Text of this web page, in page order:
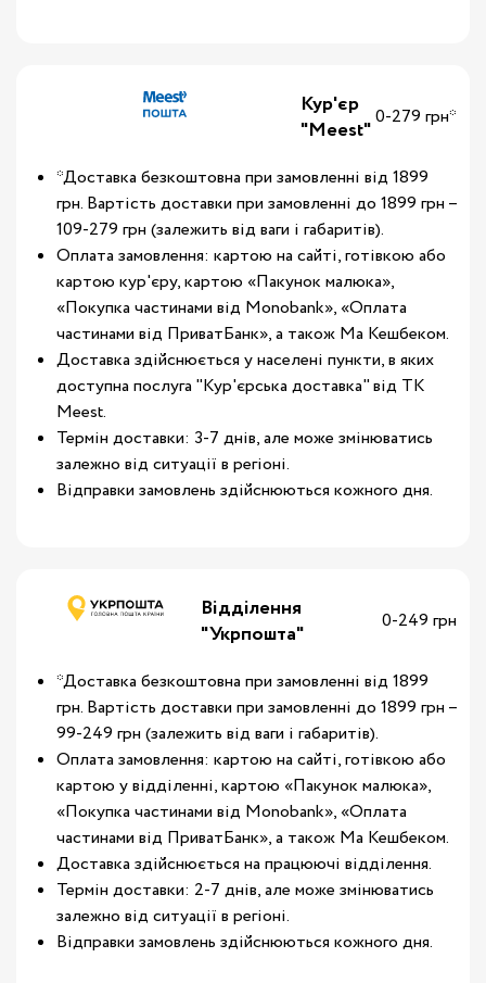
Кур'єр
"Meest"0-279 грн*
*Доставка безкоштовна при замовленні від 1899
грн. Вартість доставки при замовленні до 1899 грн –
109-279 грн (залежить від ваги і габаритів).
Оплата замовлення: картою на сайті, готівкою або
картою кур'єру, картою «Пакунок малюка»,
«Покупка частинами від Monobank», «Оплата
частинами від ПриватБанк», а також Ма Кешбеком.
Доставка здійснюється у населені пункти, в яких
доступна послуга "Кур'єрська доставка" від ТК
Meest.
Термін доставки: 3-7 днів, але може змінюватись
залежно від ситуації в регіоні.
Відправки замовлень здійснюються кожного дня.
Відділення
"Укрпошта"
0-249 грн
*Доставка безкоштовна при замовленні від 1899
грн. Вартість доставки при замовленні до 1899 грн –
99-249 грн (залежить від ваги і габаритів).
Оплата замовлення: картою на сайті, готівкою або
картою у відділенні, картою «Пакунок малюка»,
«Покупка частинами від Monobank», «Оплата
частинами від ПриватБанк», а також Ма Кешбеком.
Доставка здійснюється на працюючі відділення.
Термін доставки: 2-7 днів, але може змінюватись
залежно від ситуації в регіоні.
Відправки замовлень здійснюються кожного дня.